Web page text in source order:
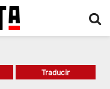
Traducir